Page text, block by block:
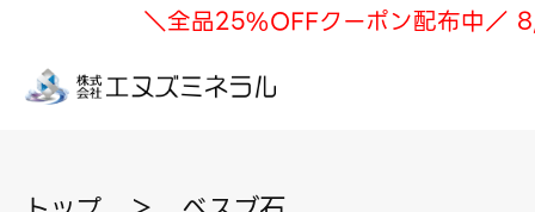
＼全品25%OFFクーポン配布中／